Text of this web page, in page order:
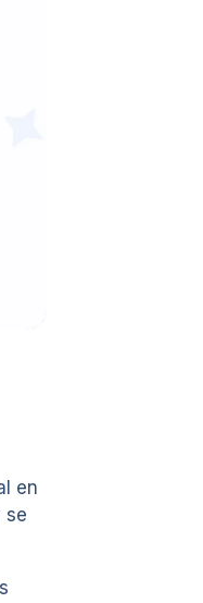
en
se